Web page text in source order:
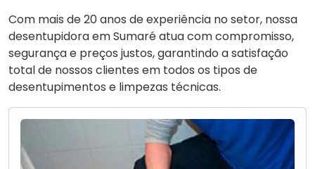
Com mais de 20 anos de experiência no setor, nossa
desentupidora em Sumaré atua com compromisso,
segurança e preços justos, garantindo a satisfação
total de nossos clientes em todos os tipos de
desentupimentos e limpezas técnicas.